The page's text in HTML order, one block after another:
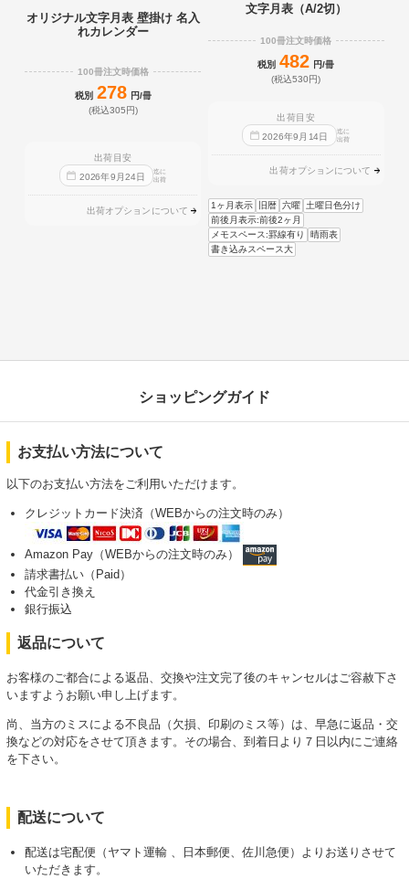
オリジナル文字月表 壁掛け 名入
れカレンダー
100冊注文時価格
税別 278 円/冊
(税込305円)
出荷目安
2026年9 月24日
迄に
出荷
出荷オプションについて
文字月表（A/2切）
100冊注文時価格
税別 482 円/冊
(税込530円)
出荷目安
2026年9 月 14日
迄に
出荷
出荷オプションについて
1ヶ月表示 旧暦 六曜
土曜日色分け
前後月表示:前後2ヶ月
メモスペース:罫線有り
晴雨表
書き込みスペース大
ショッピングガイド
お支払い方法について
以下のお支払い方法をご利用いただけます。
クレジットカード決済（WEBからの注文時のみ）
Amazon Pay（WEBからの注文時のみ）
請求書払い（Paid）
代金引き換え
銀行振込
返品について
お客様のご都合による返品、交換や注文完了後のキャンセルはご容赦下さ
いますようお願い申し上げます。
尚、当方のミスによる不良品（欠損、印刷のミス等）は、早急に返品・交
換などの対応をさせて頂きます。その場合、到着日より７日以内にご連絡
を下さい。
配送について
配送は宅配便（ヤマト運輸 、日本郵便、佐川急便）よりお送りさせて
いただきます。